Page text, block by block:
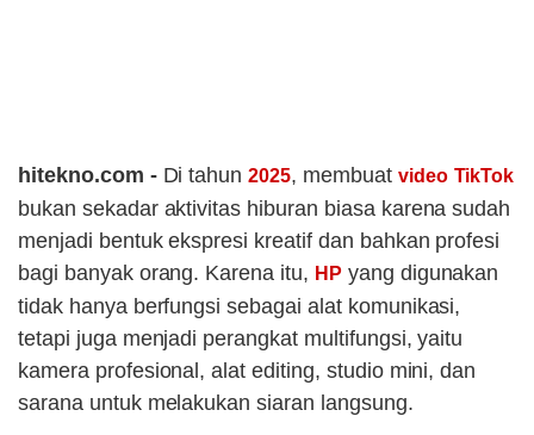
hitekno.com - Di tahun2025, membuat video TikTok
bukan sekadar aktivitas hiburan biasa karena sudah
menjadi bentuk ekspresi kreatif dan bahkan profesi
bagi banyak orang. Karena itu, HP yang digunakan
tidak hanya berfungsi sebagai alat komunikasi,
tetapi juga menjadi perangkat multifungsi, yaitu
kamera profesional, alat editing, studio mini, dan
sarana untuk melakukan siaran langsung.